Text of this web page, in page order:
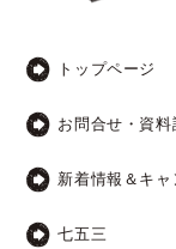
トップページ
お問合せ・資料
新着情報＆キャ
七五三